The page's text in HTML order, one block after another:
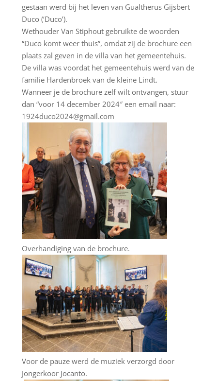
gestaan werd bij het leven van Gualtherus Gijsbert
Duco (‘Duco’).
Wethouder Van Stiphout gebruikte de woorden
“Duco komt weer thuis”, omdat zij de brochure een
plaats zal geven in de villa van het gemeentehuis.
De villa was voordat het gemeentehuis werd van de
familie Hardenbroek van de kleine Lindt.
Wanneer je de brochure zelf wilt ontvangen, stuur
dan “voor 14 december 2024″ een email naar:
1924duco2024@gmail.com
Overhandiging van de brochure.
Voor de pauze werd de muziek verzorgd door
Jongerkoor Jocanto.